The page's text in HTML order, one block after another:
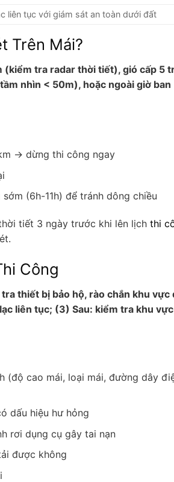
liên tục với giám sát an toàn dưới đất
Trên Mái?
(kiểm tra radar thời tiết), gió cấp 5
nhìn < 50m), hoặc ngoài giờ ban
→ dừng thi công ngay
(6h-11h) để tránh dông chiều
tiết 3 ngày trước khi lên lịch thi
Công
thiết bị bảo hộ, rào chắn khu vực
liên tục; (3) Sau: kiểm tra khu
(độ cao mái, loại mái, đường dây
dấu hiệu hư hỏng
rơi dụng cụ gây tai nạn
được không